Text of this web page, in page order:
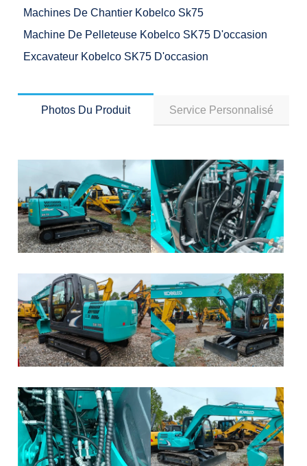
Machines De Chantier Kobelco Sk75
Machine De Pelleteuse Kobelco SK75 D'occasion
Excavateur Kobelco SK75 D'occasion
Photos Du Produit Service Personnalisé